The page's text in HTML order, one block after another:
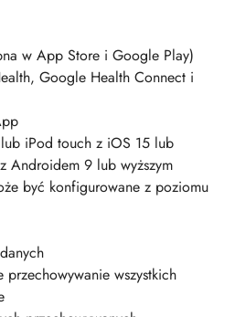
w App Store i Google Play)
Google Health Connect i
iPod touch z iOS 15 lub
Androidem 9 lub wyższym
być konfigurowane z poziomu
wszystkich